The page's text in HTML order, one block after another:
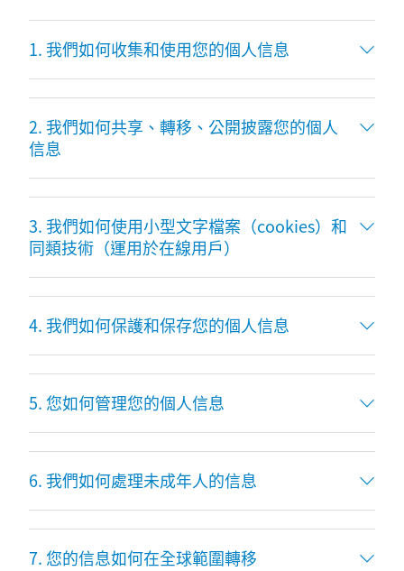
1. 我們如何收集和使用您的個人信息
2. 我們如何共享、轉移、公開披露您的個人
信息
3. 我們如何使用小型文字檔案（cookies）和
同類技術（運用於在線用戶）
4. 我們如何保護和保存您的個人信息
5. 您如何管理您的個人信息
6. 我們如何處理未成年人的信息
7. 您的信息如何在全球範圍轉移